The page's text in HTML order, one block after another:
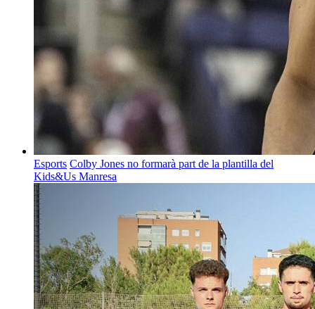
Esports Colby Jones no formarà part de la plantilla del
Kids&Us Manresa